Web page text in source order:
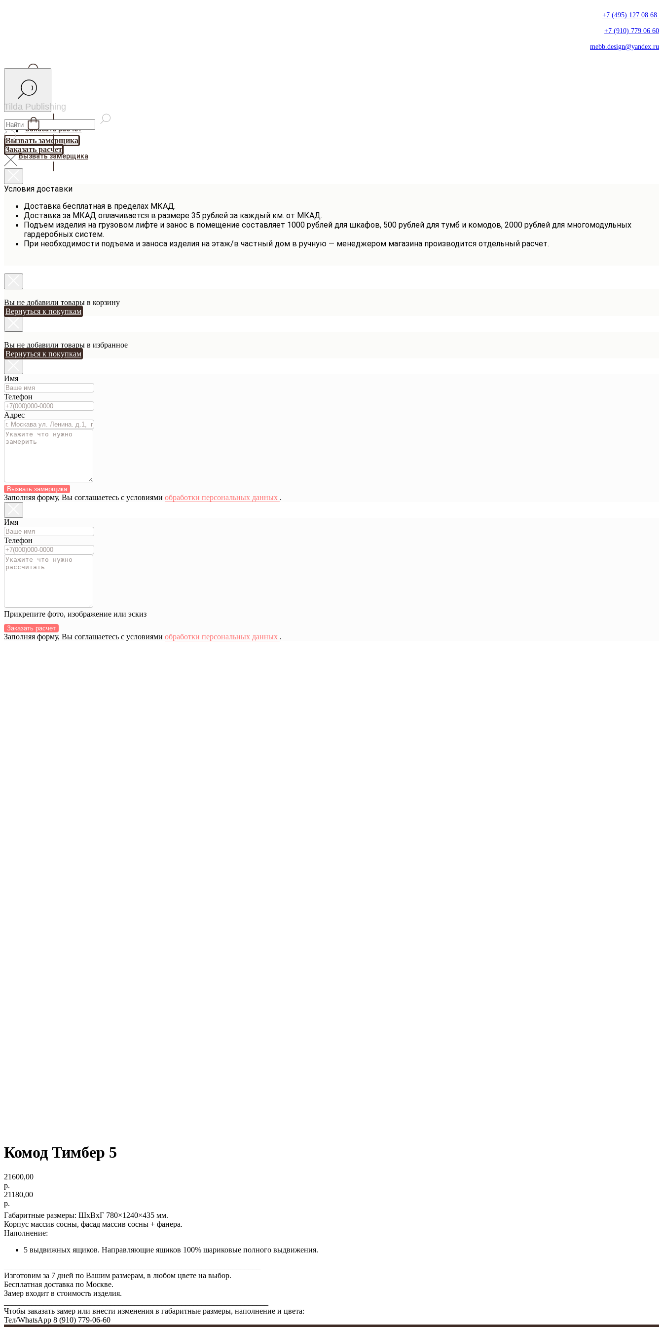
+7 (495) 127 08 68
+7 (910) 779 06 60
mebb.design@yandex.ru
Вызвать замерщика
Заказать расчет
Tilda Publishing
Заказать расчет
Вызвать замерщика
Условия доставки
Доставка бесплатная в пределах МКАД.
Доставка за МКАД оплачивается в размере 35 рублей за каждый км. от МКАД.
Подъем изделия на грузовом лифте и занос в помещение составляет 1000 рублей для шкафов, 500 рублей для тумб и комодов, 2000 рублей для многомодульных
гардеробных систем.
При необходимости подъема и заноса изделия на этаж/в частный дом в ручную — менеджером магазина производится отдельный расчет.
Вы не добавили товары в корзину
Вернуться к покупкам
Вы не добавили товары в избранное
Вернуться к покупкам
Имя
Телефон
Адрес
Вызвать замерщика
Заполняя форму, Вы соглашаетесь с условиями обработки персональных данных .
Имя
Телефон
Прикрепите фото, изображение или эскиз
Заказать расчет
Заполняя форму, Вы соглашаетесь с условиями обработки персональных данных .
Комод Тимбер 5
21600,00
р.
21180,00
р.
Габаритные размеры: ШхВхГ 780×1240×435 мм.
Корпус массив сосны, фасад массив сосны + фанера.
Наполнение:
5 выдвижных ящиков. Направляющие ящиков 100% шариковые полного выдвижения.
Изготовим за 7 дней по Вашим размерам, в любом цвете на выбор.
Бесплатная доставка по Москве.
Замер входит в стоимость изделия.
Чтобы заказать замер или внести изменения в габаритные размеры, наполнение и цвета:
Тел/WhatsАрp 8 (910) 779-06-60